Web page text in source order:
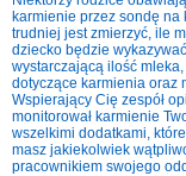
karmienie przez sondę
trudniej jest zmierzyć, ile
dziecko będzie
wystarczającą ilość
dotyczące karmienia oraz
Wspierający Cię zespół
monitorował karmienie
wszelkimi dodatkami,
masz jakiekolwiek
pracownikiem swojego